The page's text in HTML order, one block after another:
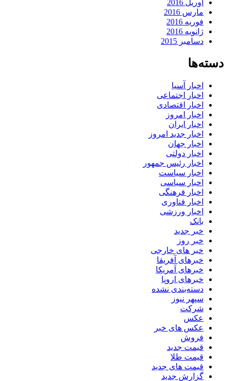
آوریل 2016
مارس 2016
فوریه 2016
ژانویه 2016
دسامبر 2015
دسته‌ها
اخبار آسیا
اخبار اجتماعی
اخبار اقتصادی
اخبار امروز
اخبار ایران
اخبار جدید امروز
اخبار جهان
اخبار دولتی
اخبار رئیس جمهور
اخبار سیاست
اخبار سیاسی
اخبار فرهنگی
اخبار فناوری
اخبار ورزشی
بانک
خبر جدید
خبر روز
خبر های خارجی
خبرهای آفریقا
خبرهای آمریکا
خبرهای اروپا
دسته‌بندی نشده
سپهر نیوز
شرکت
عکس
عکس های خبر
فروش
قیمت جدید
قیمت طلا
قیمت های جدید
گزارش جدید